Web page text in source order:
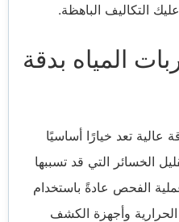
التكاليف الباهظة.
المياه بدقة
تعد خيارًا أساسيًا
الخسائر التي قد تسببها
الفحص عادةً باستخدام
وأجهزة الكشف